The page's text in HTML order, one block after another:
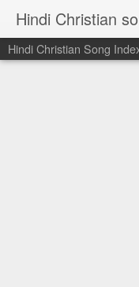
Hindi Christian
Hindi Christian Song